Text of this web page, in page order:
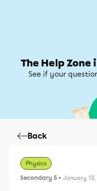
The Help
See if your
Back
Physics
Secondary 5 • January